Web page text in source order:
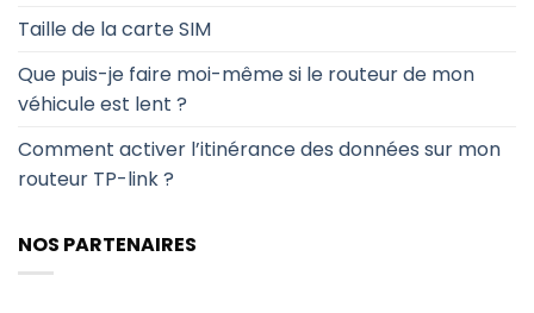
Taille de la carte SIM
Que puis-je faire moi-même si le routeur de mon
véhicule est lent ?
Comment activer l’itinérance des données sur mon
routeur TP-link ?
NOS PARTENAIRES